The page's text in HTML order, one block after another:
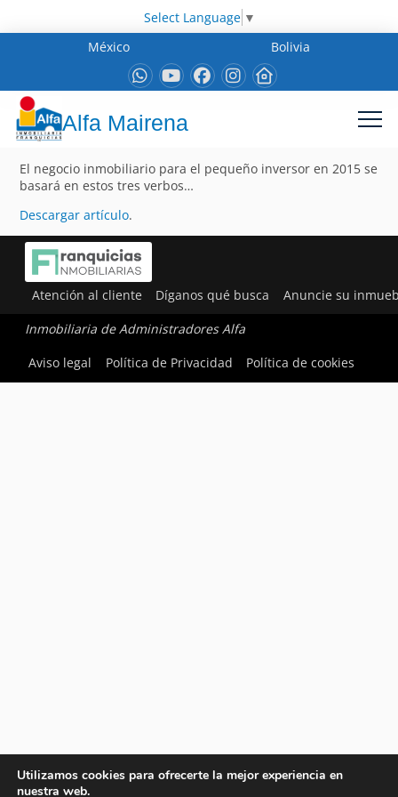
Select Language ▼
México
Bolivia
Alfa Mairena
El negocio inmobiliario para el pequeño inversor en 2015 se
basará en estos tres verbos…
Descargar artículo.
Atención al cliente Díganos qué busca Anuncie su
Inmobiliaria de Administradores Alfa
Aviso legal
Política de Privacidad Política de cookies
Utilizamos cookies para ofrecerte la mejor experiencia en
nuestra web.